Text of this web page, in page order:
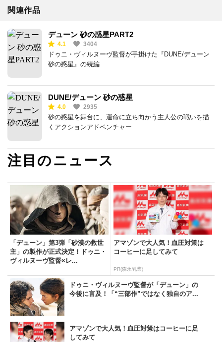
関連作品
デューン 砂の惑星PART2
4.1 3404
ドゥニ・ヴィルヌーヴ監督が手掛けた『DUNE/デューン
砂の惑星』の続編
DUNE/デューン 砂の惑星
4.0 2935
砂の惑星を舞台に、運命に立ち向かう主人公の戦いを描
くアクションアドベンチャー
注目のニュース
「デューン」第3弾「砂漠の救世
主」の製作が正式決定！ドゥニ・
ヴィルヌーヴ監督×レ...
アマゾンで大人気！血圧対策は
コーヒーに足してみて
PR(森永乳業)
ドゥニ・ヴィルヌーヴ監督が「デューン」の
今後に言及！「“三部作”ではなく独自のア...
アマゾンで大人気！血圧対策はコーヒーに足
してみて